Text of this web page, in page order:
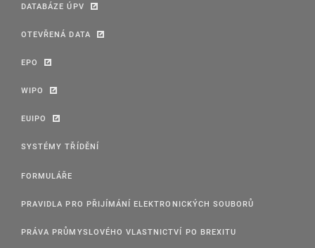
DATABÁZE ÚPV
OTEVŘENÁ DATA
EPO
WIPO
EUIPO
SYSTÉMY TŘÍDĚNÍ
FORMULÁŘE
PRAVIDLA PRO PŘIJÍMÁNÍ ELEKTRONICKÝCH SOUBORŮ
PRÁVA PRŮMYSLOVÉHO VLASTNICTVÍ PO BREXITU